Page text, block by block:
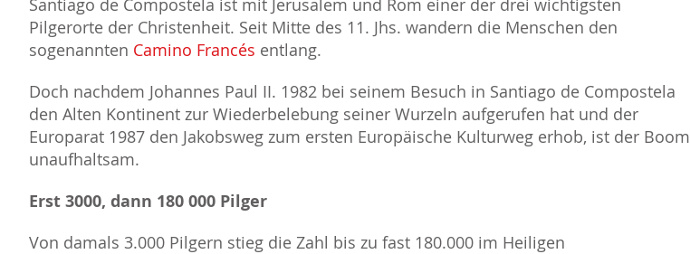
Santiago de Compostela ist mit Jerusalem und Rom einer der drei wichtigsten
Pilgerorte der Christenheit. Seit Mitte des 11. Jhs. wandern die Menschen den
sogenannten Camino Francés entlang.
Doch nachdem Johannes Paul II. 1982 bei seinem Besuch in Santiago de Compostela
den Alten Kontinent zur Wiederbelebung seiner Wurzeln aufgerufen hat und der
Europarat 1987 den Jakobsweg zum ersten Europäische Kulturweg erhob, ist der Boom
unaufhaltsam.
Erst 3000, dann 180 000 Pilger
Von damals 3.000 Pilgern stieg die Zahl bis zu fast 180.000 im Heiligen